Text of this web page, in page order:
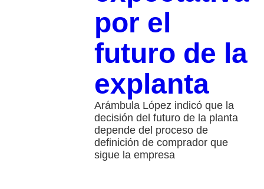
por el
futuro de la
explanta
Arámbula López indicó que la
decisión del futuro de la planta
depende del proceso de
definición de comprador que
sigue la empresa